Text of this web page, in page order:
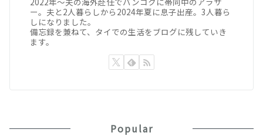
ー。夫と2人暮らしから2024年夏に息子出産。3人暮ら
しになりました。
備忘録を兼ねて、タイでの生活をブログに残していき
ます。
Popular